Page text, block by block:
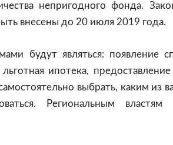
непригодного фонда.
внесены до 20 июля 2019 года.
будут являться: появление
льготная ипотека,
выбрать, каким из
Региональным властям